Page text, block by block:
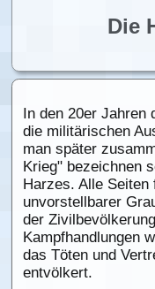
Die
In den 20er Jahren
die militärischen
man später
Krieg" bezeichnen
Harzes. Alle Seiten
unvorstellbarer
der
Kampfhandlungen
das Töten und
entvölkert.